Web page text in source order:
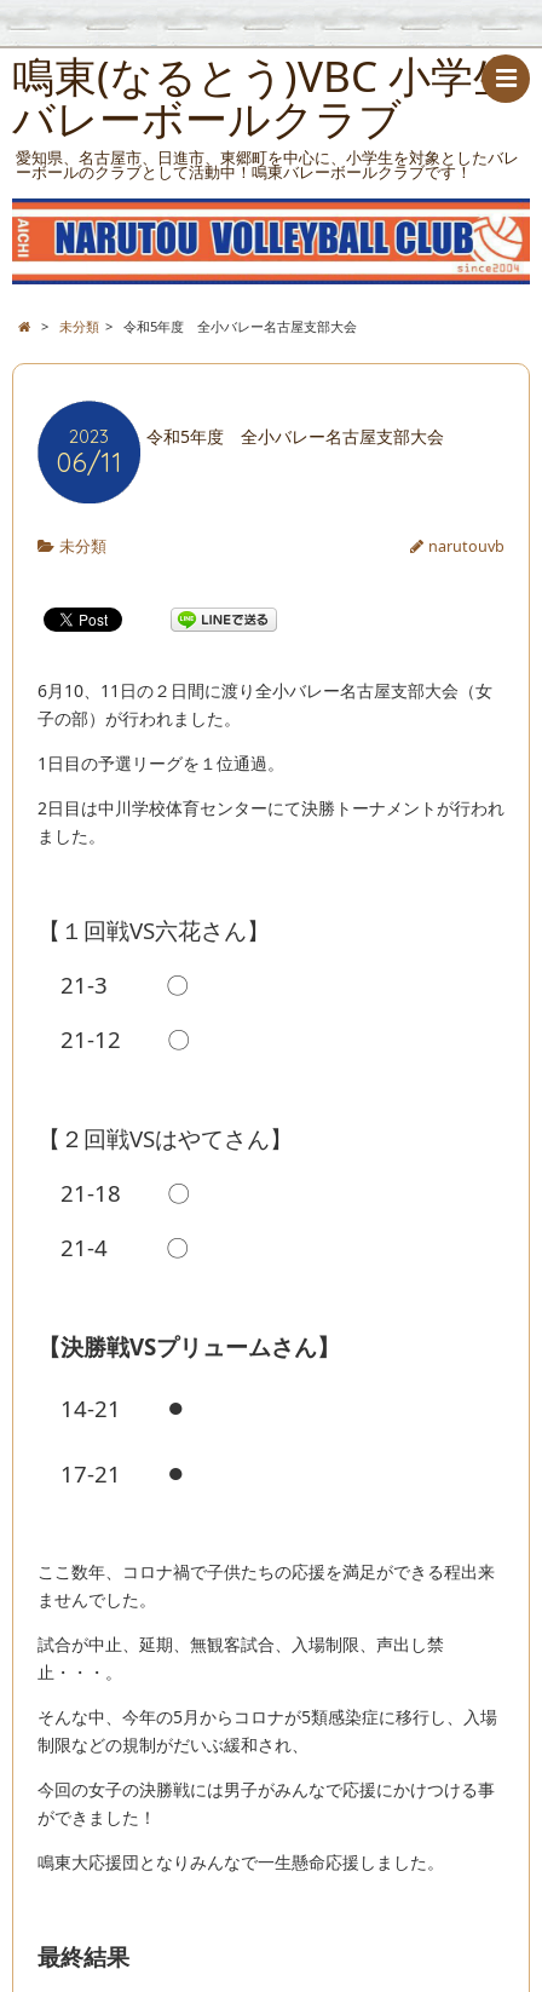
鳴東(なるとう)VBC 小学生
バレーボールクラブ
愛知県、名古屋市、日進市、東郷町を中心に、小学生を対象としたバレ
ーボールのクラブとして活動中！鳴東バレーボールクラブです！
> 未分類 > 令和5年度 全小バレー名古屋支部大会
2023
06/11
令和5年度 全小バレー名古屋支部大会
未分類 narutouvb
6月10、11日の２日間に渡り全小バレー名古屋支部大会（女
子の部）が行われました。
1日目の予選リーグを１位通過。
2日目は中川学校体育センターにて決勝トーナメントが行われ
ました。
【１回戦VS六花さん】
21-3 〇
21-12 〇
【２回戦VSはやてさん】
21-18 〇
21-4 〇
【決勝戦VSプリュームさん】
14-21 ●
17-21 ●
ここ数年、コロナ禍で子供たちの応援を満足ができる程出来
ませんでした。
試合が中止、延期、無観客試合、入場制限、声出し禁
止・・・。
そんな中、今年の5月からコロナが5類感染症に移行し、入場
制限などの規制がだいぶ緩和され、
今回の女子の決勝戦には男子がみんなで応援にかけつける事
ができました！
鳴東大応援団となりみんなで一生懸命応援しました。
最終結果